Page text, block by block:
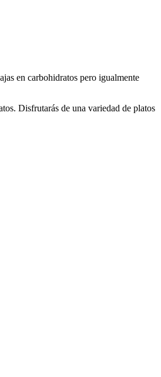
en carbohidratos pero igualmente
Disfrutarás de una variedad de platos